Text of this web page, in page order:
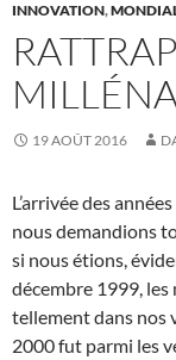
INNOVATION,
19 AOÛT 2016
L’arrivée des
nous demandions
si nous étions,
décembre 1999,
tellement dans nos
2000 fut parmi les